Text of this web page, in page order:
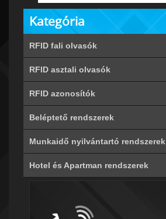
Kategória
RFID fali olvasók
RFID asztali olvasók
RFID azonosítók
Beléptető rendszerek
Munkaidő nyilvántartó rendszerek
Hotel és Apartman rendszerek